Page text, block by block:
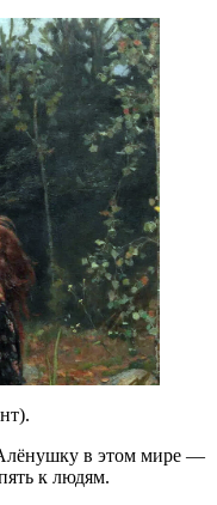
Алёнушку в этом мире —
к людям.